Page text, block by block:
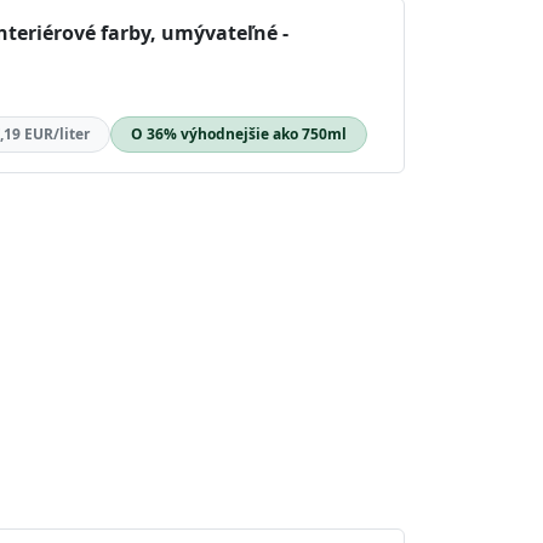
farby, umývateľné -
EUR/liter O 36% výhodnejšie ako 750ml